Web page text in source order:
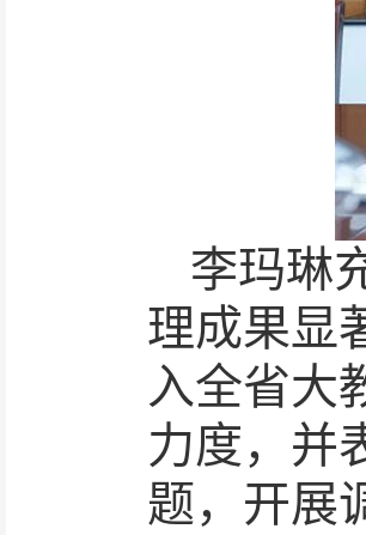
李玛琳
理成果显
入全省大
力度，并
题，开展